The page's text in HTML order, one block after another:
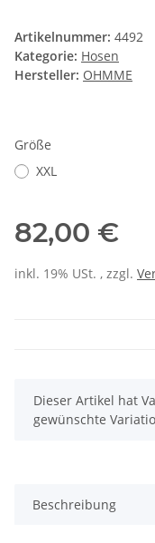
Artikelnummer: 4492
Kategorie: Hosen
Hersteller: OHMME
Größe
XXL
82,00 €
inkl. 19% USt. , zzgl.
x
Dieser Artikel hat
gewünschte
Beschreibung